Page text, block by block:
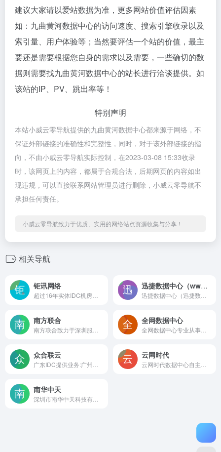
建议大家请以爱站数据为准，更多网站价值评估因素
如：九曲黄河数据中心的访问速度、搜索引擎收录以及
索引量、用户体验等；当然要评估一个站的价值，最主
要还是需要根据您自身的需求以及需要，一些确切的数
据则需要找九曲黄河数据中心的站长进行洽谈提供。如
该站的IP、PV、跳出率等！
特别声明
本站小威云零导航提供的九曲黄河数据中心都来源于网络，不
保证外部链接的准确性和完整性，同时，对于该外部链接的指
向，不由小威云零导航实际控制，在2023-03-08 15:33收录
时，该网页上的内容，都属于合规合法，后期网页的内容如出
现违规，可以直接联系网站管理员进行删除，小威云零导航不
承担任何责任。
小威云零导航致力于优质、实用的网络站点资源收集与分享！
相关导航
钜讯网络 迅捷数据中心（www.idcw.COM）
南方联合 全网数据中心
众合联云 云网时代
南华中天